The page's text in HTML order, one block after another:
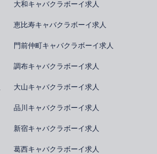
大和キャバクラボーイ求人
恵比寿キャバクラボーイ求人
門前仲町キャバクラボーイ求人
調布キャバクラボーイ求人
大山キャバクラボーイ求人
品川キャバクラボーイ求人
新宿キャバクラボーイ求人
葛西キャバクラボーイ求人